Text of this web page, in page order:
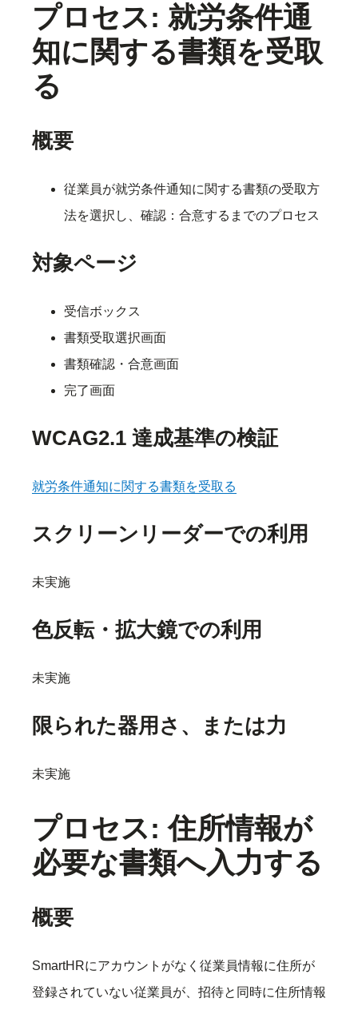
プロセス: 就労条件通
知に関する書類を受取
る
概要
従業員が就労条件通知に関する書類の受取方
法を選択し、確認：合意するまでのプロセス
対象ページ
受信ボックス
書類受取選択画面
書類確認・合意画面
完了画面
WCAG2.1 達成基準の検証
就労条件通知に関する書類を受取る
スクリーンリーダーでの利用
未実施
色反転・拡大鏡での利用
未実施
限られた器用さ、または力
未実施
プロセス: 住所情報が
必要な書類へ入力する
概要
SmartHRにアカウントがなく従業員情報に住所が
登録されていない従業員が、招待と同時に住所情報